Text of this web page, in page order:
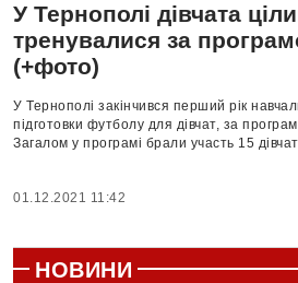
У Тернополі дівчата
тренувалися за
(+фото)
У Тернополі закінчився перший рік
підготовки футболу для дівчат, за
Загалом у програмі брали участь 15
01.12.2021 11:42
НОВИНИ